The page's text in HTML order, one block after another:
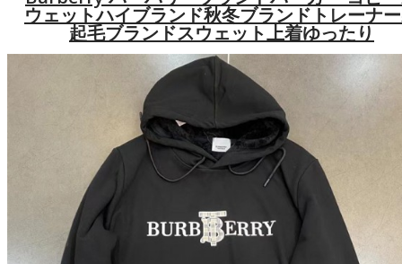
ウェットハイブランド秋冬ブランドトレーナ
起毛ブランドスウェット上着ゆったり